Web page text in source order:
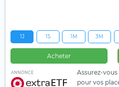
1J 1S 1M 3M
Acheter
ANNONCE
Assurez-
pour vos